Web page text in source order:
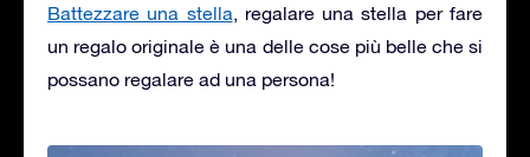
Battezzare una stella, regalare una stella per fare
un regalo originale è una delle cose più belle che si
possano regalare ad una persona!